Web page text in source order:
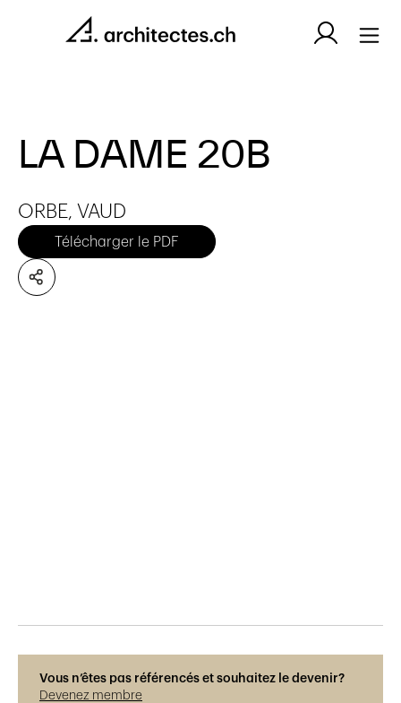
LA DAME 20B
ORBE, VAUD
Télécharger le PDF
Vous n’êtes pas référencés et souhaitez le devenir?
Devenez membre